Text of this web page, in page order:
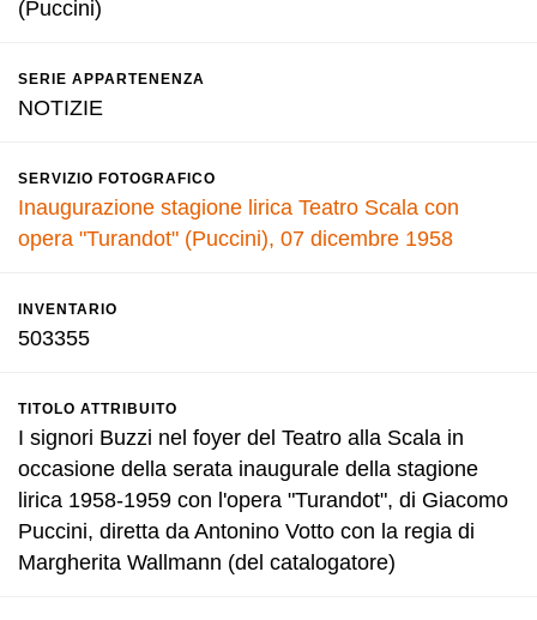
(Puccini)
SERIE APPARTENENZA
NOTIZIE
SERVIZIO FOTOGRAFICO
Inaugurazione stagione lirica Teatro Scala con
opera "Turandot" (Puccini), 07 dicembre 1958
INVENTARIO
503355
TITOLO ATTRIBUITO
I signori Buzzi nel foyer del Teatro alla Scala in
occasione della serata inaugurale della stagione
lirica 1958-1959 con l'opera "Turandot", di Giacomo
Puccini, diretta da Antonino Votto con la regia di
Margherita Wallmann (del catalogatore)